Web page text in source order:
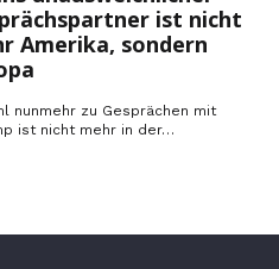
ist nicht
Amerika, sondern
nunmehr zu Gesprächen mit
ist nicht mehr in der…